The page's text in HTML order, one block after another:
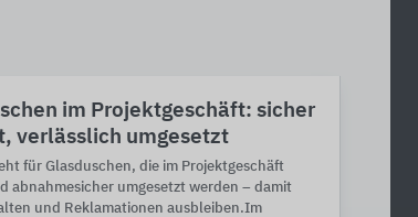
im Projektgeschäft: sicher
verlässlich umgesetzt
für Glasduschen, die im Projektgeschäft
abnahmesicher umgesetzt werden – damit
und Reklamationen ausbleiben.Im